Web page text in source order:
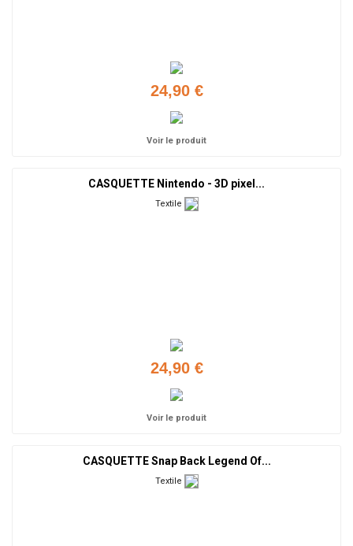
24,90 €
Voir le produit
CASQUETTE Nintendo - 3D pixel...
Textile
24,90 €
Voir le produit
CASQUETTE Snap Back Legend Of...
Textile